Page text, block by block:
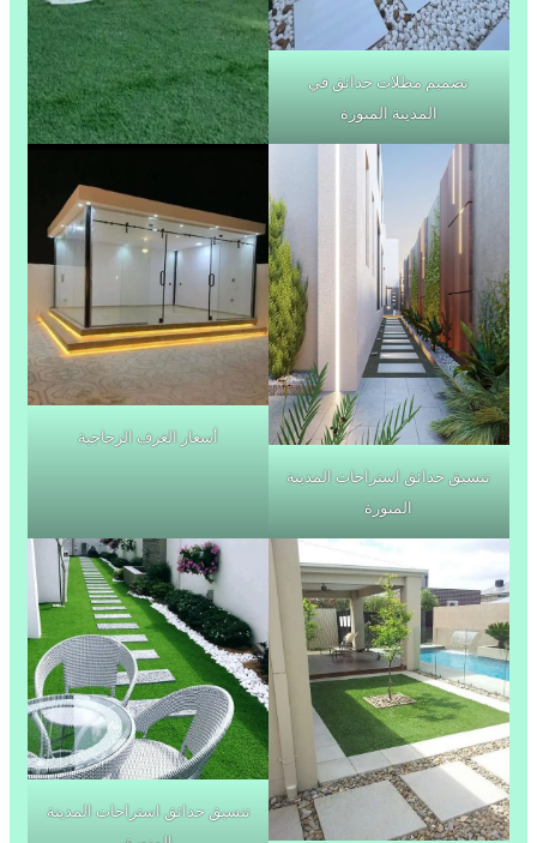
تصميم مظلات حدائق في
المدينة المنورة
تنسيق حدائق استراحات المدينة
المنورة
أسعار الغرف الزجاجية
تنسيق حدائق استراحات المدينة